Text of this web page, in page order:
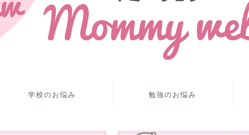
学校のお悩み 勉強のお悩み